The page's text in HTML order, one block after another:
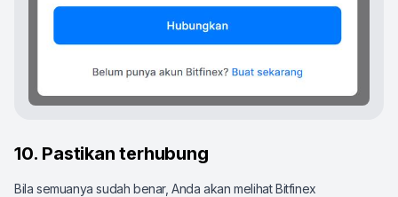
10. Pastikan terhubung
Bila semuanya sudah benar, Anda akan melihat Bitfinex